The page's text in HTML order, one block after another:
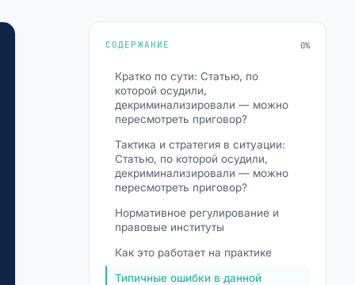
СОДЕРЖАНИЕ 0%
Кратко по сути: Статью, по
которой осудили,
декриминализировали — можно
пересмотреть приговор?
Тактика и стратегия в ситуации:
Статью, по которой осудили,
декриминализировали — можно
пересмотреть приговор?
Нормативное регулирование и
правовые институты
Как это работает на практике
Типичные ошибки в данной